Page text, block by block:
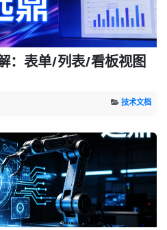
：表单/列表/看板视图
技术文档